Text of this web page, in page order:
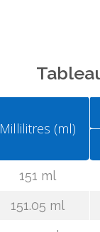
Millilitres (ml)
151 ml
151.05 ml